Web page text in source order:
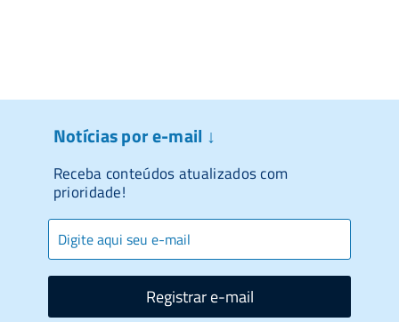
Notícias por e-mail ↓
Receba conteúdos atualizados com
prioridade!
Registrar e-mail